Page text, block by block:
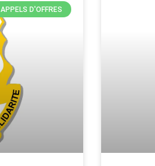
APPELS D'OFFRES